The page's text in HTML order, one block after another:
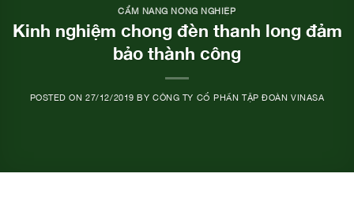
CẨM NANG NÔNG NGHIỆP
Kinh nghiệm chong đèn thanh long đảm
bảo thành công
POSTED ON27/12/2019 BYCÔNG TY CỔ PHẦN TẬP ĐOÀN VINASA